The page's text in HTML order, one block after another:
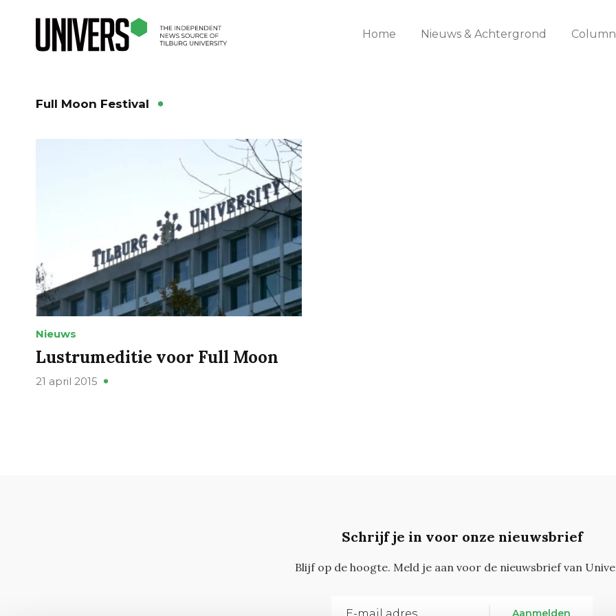
Home Nieuws & Achtergrond
Full Moon Festival
Nieuws
Lustrumeditie voor Full Moon
21 april 2015
Schrijf je in voor onze nieuwsbrief
Blijf op de hoogte. Meld je aan voor de nieuwsbrief van
Aanmelden